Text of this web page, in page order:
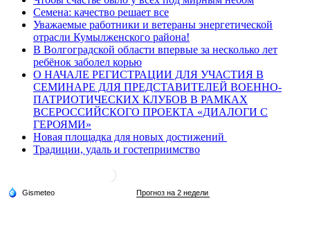
Семена: качество решает все
Уважаемые работники и ветераны энергетической
отрасли Кумылженского района!
В Волгоградской области впервые за несколько лет
ребёнок заболел корью
О НАЧАЛЕ РЕГИСТРАЦИИ ДЛЯ УЧАСТИЯ В
СЕМИНАРЕ ДЛЯ ПРЕДСТАВИТЕЛЕЙ ВОЕННО-
ПАТРИОТИЧЕСКИХ КЛУБОВ В РАМКАХ
ВСЕРОССИЙСКОГО ПРОЕКТА «ДИАЛОГИ С
ГЕРОЯМИ»
Новая площадка для новых достижений
Традиции, удаль и гостеприимство